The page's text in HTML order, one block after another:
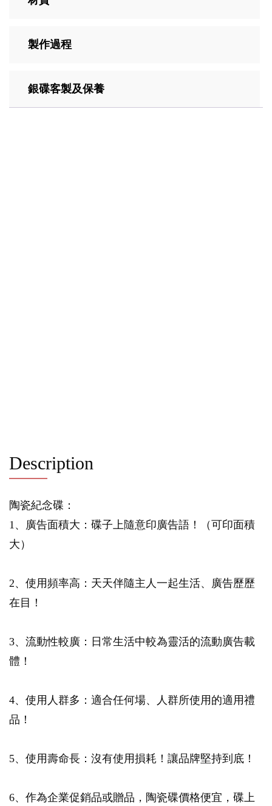
製作過程
銀碟客製及保養
Description
陶瓷紀念碟：
1、廣告面積大：碟子上隨意印廣告語！（可印面積
大）
2、使用頻率高：天天伴隨主人一起生活、廣告歷歷
在目！
3、流動性較廣：日常生活中較為靈活的流動廣告載
體！
4、使用人群多：適合任何場、人群所使用的適用禮
品！
5、使用壽命長：沒有使用損耗！讓品牌堅持到底！
6、作為企業促銷品或贈品，陶瓷碟價格便宜，碟上